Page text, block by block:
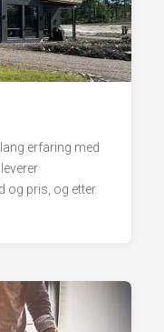
erfaring med
og pris, og etter